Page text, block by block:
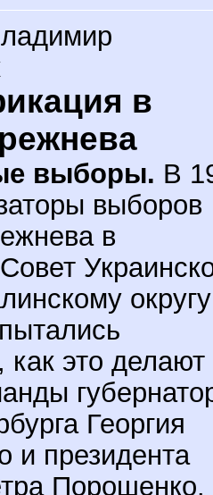
в
выборы. В
выборов
в
округу
как это делают
Георгия
и президента